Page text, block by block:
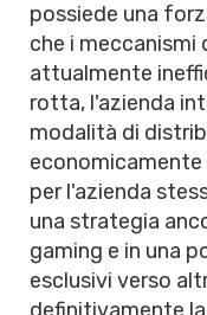
possiede una
che i meccanismi
attualmente
rotta, l'azienda
modalità di
per l'azienda
una strategia
gaming e in una
esclusivi verso